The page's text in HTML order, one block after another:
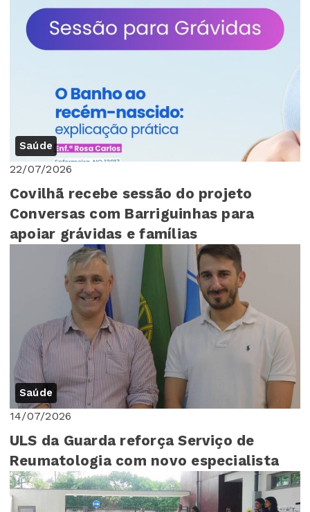
Saúde
22/07/2026
Covilhã recebe sessão do projeto
Conversas com Barriguinhas para
apoiar grávidas e famílias
Saúde
14/07/2026
ULS da Guarda reforça Serviço de
Reumatologia com novo especialista